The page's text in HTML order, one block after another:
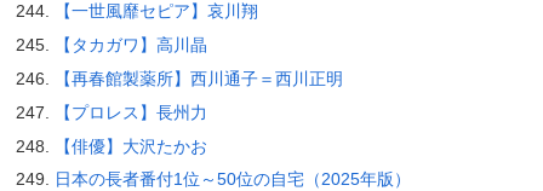
【一世風靡セピア】哀川翔
【タカガワ】高川晶
【再春館製薬所】西川通子＝西川正明
【プロレス】長州力
【俳優】大沢たかお
日本の長者番付1位～50位の自宅（2025年版）